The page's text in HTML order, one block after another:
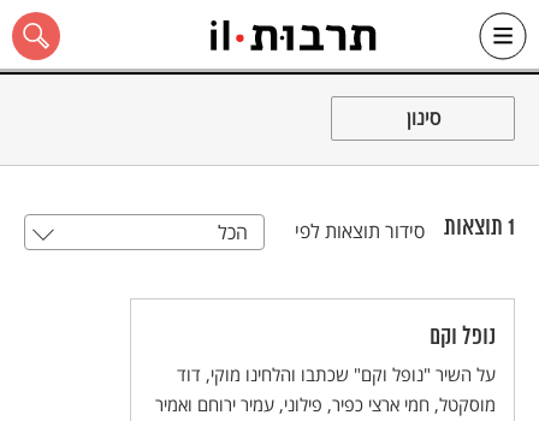
Skip
כל האתר
סינון
1 תוצאות סידור תוצאות לפי הכל
נופל וקם
על השיר "נופל וקם" שכתבו והלחינו מוקי, דוד
מוסקטל, חמי ארצי כפיר, פילוני, עמיר ירוחם ואמיר